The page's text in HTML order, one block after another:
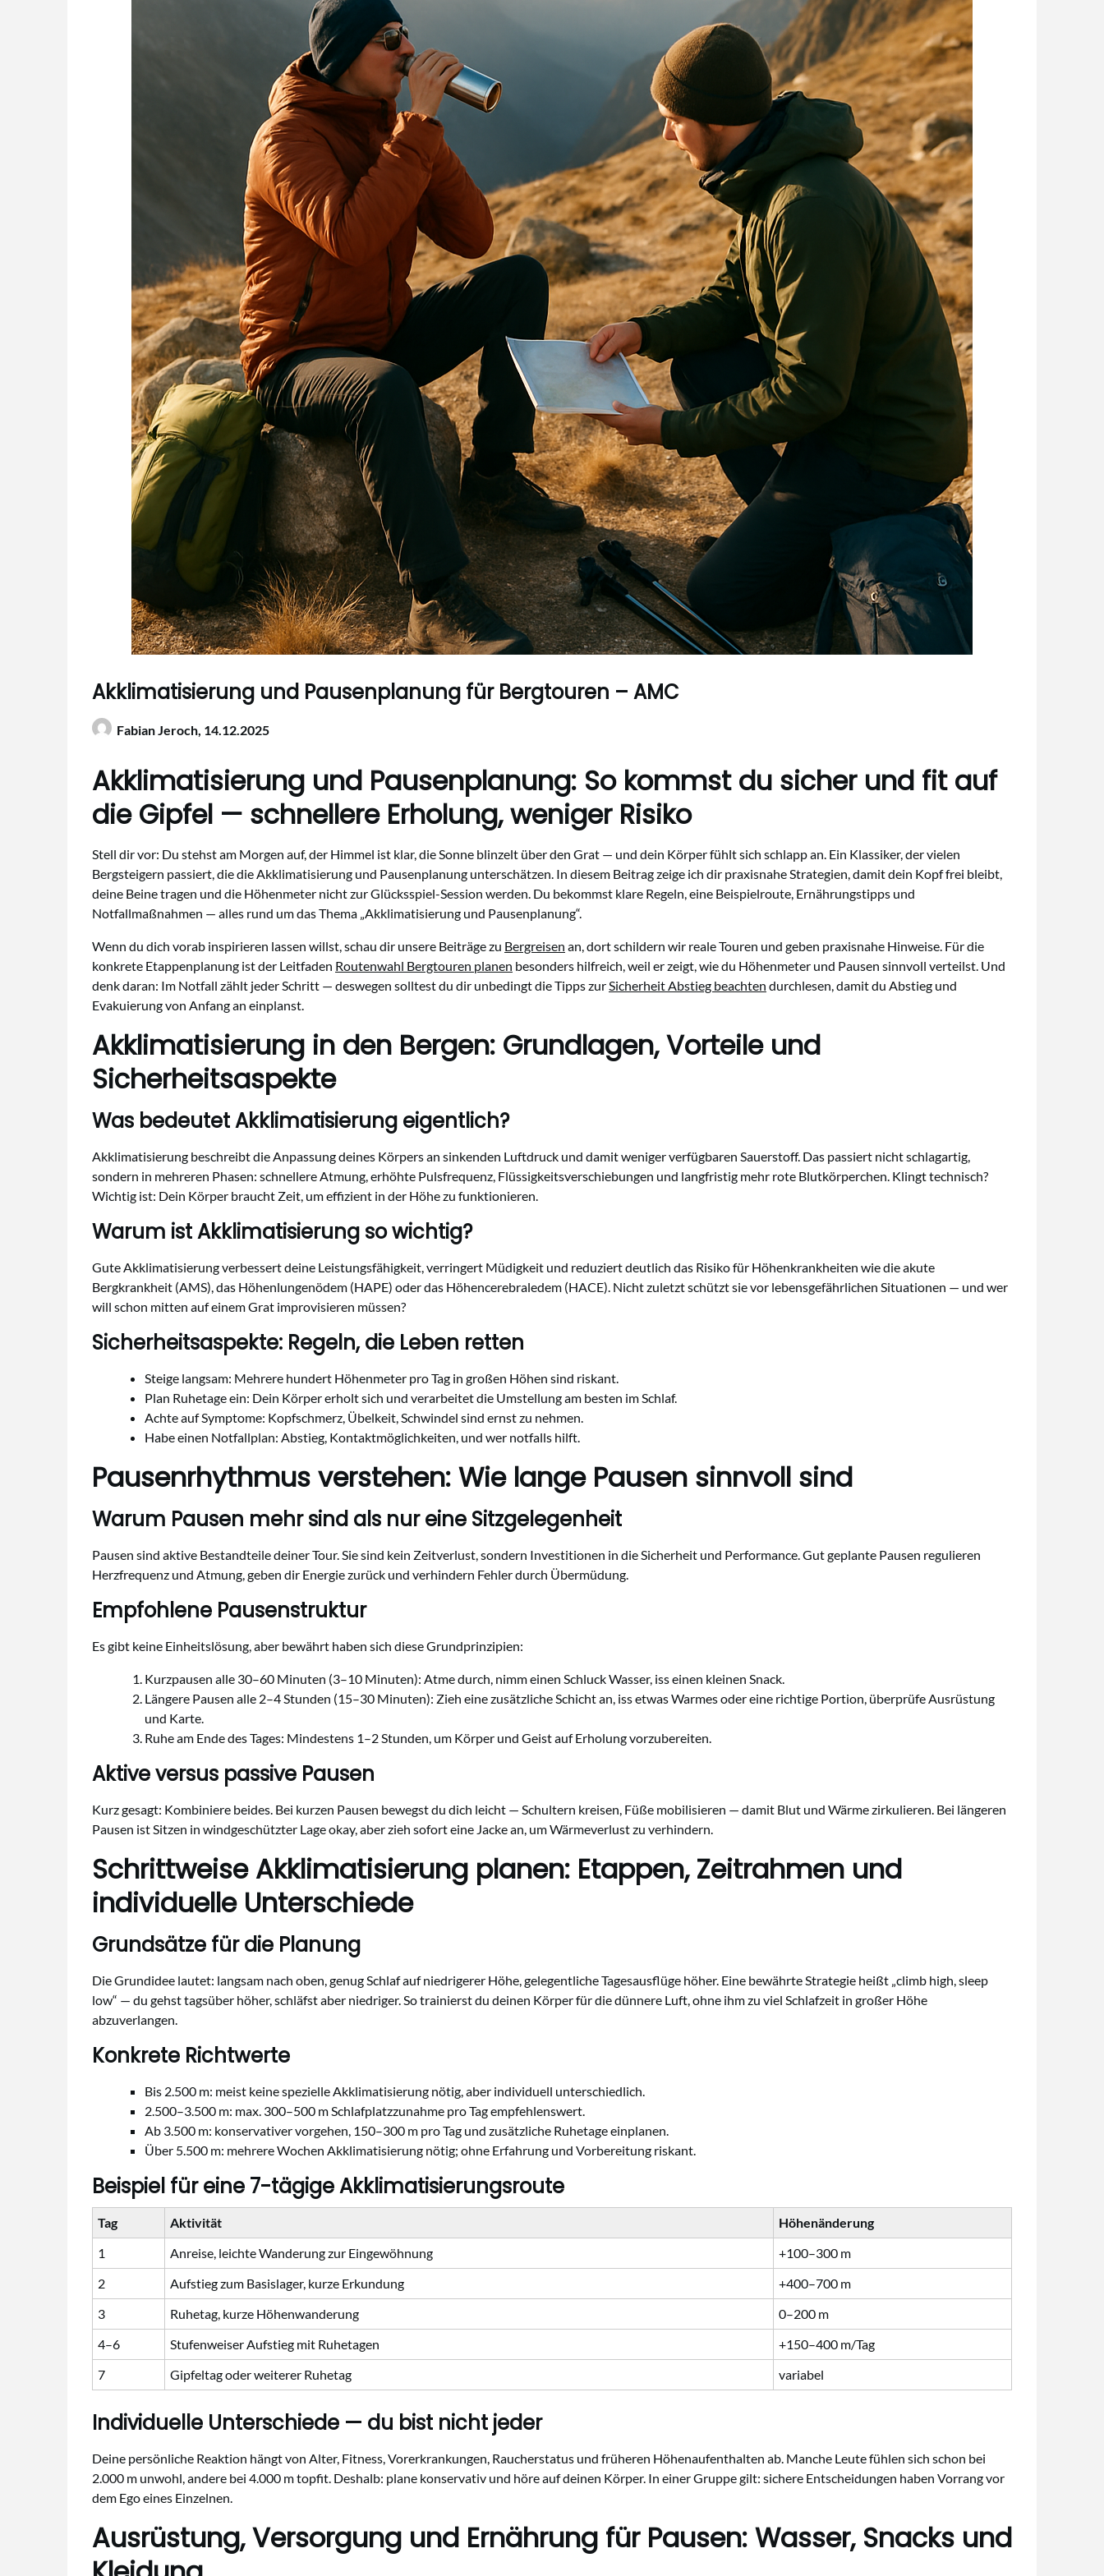
Akklimatisierung und Pausenplanung für Bergtouren – AMC
Fabian Jeroch, 14.12.2025
Akklimatisierung und Pausenplanung: So kommst du sicher und fit auf
die Gipfel — schnellere Erholung, weniger Risiko
Stell dir vor: Du stehst am Morgen auf, der Himmel ist klar, die Sonne blinzelt über den Grat — und dein Körper fühlt sich schlapp an. Ein Klassiker, der vielen
Bergsteigern passiert, die die Akklimatisierung und Pausenplanung unterschätzen. In diesem Beitrag zeige ich dir praxisnahe Strategien, damit dein Kopf frei bleibt,
deine Beine tragen und die Höhenmeter nicht zur Glücksspiel-Session werden. Du bekommst klare Regeln, eine Beispielroute, Ernährungstipps und
Notfallmaßnahmen — alles rund um das Thema „Akklimatisierung und Pausenplanung“.
Wenn du dich vorab inspirieren lassen willst, schau dir unsere Beiträge zu Bergreisen an, dort schildern wir reale Touren und geben praxisnahe Hinweise. Für die
konkrete Etappenplanung ist der Leitfaden Routenwahl Bergtouren planen besonders hilfreich, weil er zeigt, wie du Höhenmeter und Pausen sinnvoll verteilst. Und
denk daran: Im Notfall zählt jeder Schritt — deswegen solltest du dir unbedingt die Tipps zurSicherheit Abstieg beachten durchlesen, damit du Abstieg und
Evakuierung von Anfang an einplanst.
Akklimatisierung in den Bergen: Grundlagen, Vorteile und
Sicherheitsaspekte
Was bedeutet Akklimatisierung eigentlich?
Akklimatisierung beschreibt die Anpassung deines Körpers an sinkenden Luftdruck und damit weniger verfügbaren Sauerstoff. Das passiert nicht schlagartig,
sondern in mehreren Phasen: schnellere Atmung, erhöhte Pulsfrequenz, Flüssigkeitsverschiebungen und langfristig mehr rote Blutkörperchen. Klingt technisch?
Wichtig ist: Dein Körper braucht Zeit, um effizient in der Höhe zu funktionieren.
Warum ist Akklimatisierung so wichtig?
Gute Akklimatisierung verbessert deine Leistungsfähigkeit, verringert Müdigkeit und reduziert deutlich das Risiko für Höhenkrankheiten wie die akute
Bergkrankheit (AMS), das Höhenlungenödem (HAPE) oder das Höhencerebraledem (HACE). Nicht zuletzt schützt sie vor lebensgefährlichen Situationen — und wer
will schon mitten auf einem Grat improvisieren müssen?
Sicherheitsaspekte: Regeln, die Leben retten
Steige langsam: Mehrere hundert Höhenmeter pro Tag in großen Höhen sind riskant.
Plan Ruhetage ein: Dein Körper erholt sich und verarbeitet die Umstellung am besten im Schlaf.
Achte auf Symptome: Kopfschmerz, Übelkeit, Schwindel sind ernst zu nehmen.
Habe einen Notfallplan: Abstieg, Kontaktmöglichkeiten, und wer notfalls hilft.
Pausenrhythmus verstehen: Wie lange Pausen sinnvoll sind
Warum Pausen mehr sind als nur eine Sitzgelegenheit
Pausen sind aktive Bestandteile deiner Tour. Sie sind kein Zeitverlust, sondern Investitionen in die Sicherheit und Performance. Gut geplante Pausen regulieren
Herzfrequenz und Atmung, geben dir Energie zurück und verhindern Fehler durch Übermüdung.
Empfohlene Pausenstruktur
Es gibt keine Einheitslösung, aber bewährt haben sich diese Grundprinzipien:
Kurzpausen alle 30–60 Minuten (3–10 Minuten): Atme durch, nimm einen Schluck Wasser, iss einen kleinen Snack.
Längere Pausen alle 2–4 Stunden (15–30 Minuten): Zieh eine zusätzliche Schicht an, iss etwas Warmes oder eine richtige Portion, überprüfe Ausrüstung
und Karte.
Ruhe am Ende des Tages: Mindestens 1–2 Stunden, um Körper und Geist auf Erholung vorzubereiten.
Aktive versus passive Pausen
Kurz gesagt: Kombiniere beides. Bei kurzen Pausen bewegst du dich leicht — Schultern kreisen, Füße mobilisieren — damit Blut und Wärme zirkulieren. Bei längeren
Pausen ist Sitzen in windgeschützter Lage okay, aber zieh sofort eine Jacke an, um Wärmeverlust zu verhindern.
Schrittweise Akklimatisierung planen: Etappen, Zeitrahmen und
individuelle Unterschiede
Grundsätze für die Planung
Die Grundidee lautet: langsam nach oben, genug Schlaf auf niedrigerer Höhe, gelegentliche Tagesausflüge höher. Eine bewährte Strategie heißt „climb high, sleep
low“ — du gehst tagsüber höher, schläfst aber niedriger. So trainierst du deinen Körper für die dünnere Luft, ohne ihm zu viel Schlafzeit in großer Höhe
abzuverlangen.
Konkrete Richtwerte
Bis 2.500 m: meist keine spezielle Akklimatisierung nötig, aber individuell unterschiedlich.
2.500–3.500 m: max. 300–500 m Schlafplatzzunahme pro Tag empfehlenswert.
Ab 3.500 m: konservativer vorgehen, 150–300 m pro Tag und zusätzliche Ruhetage einplanen.
Über 5.500 m: mehrere Wochen Akklimatisierung nötig; ohne Erfahrung und Vorbereitung riskant.
Beispiel für eine 7-tägige Akklimatisierungsroute
Tag Aktivität
Höhenänderung
1
Anreise, leichte Wanderung zur Eingewöhnung
+100–300 m
2
Aufstieg zum Basislager, kurze Erkundung
+400–700 m
3
Ruhetag, kurze Höhenwanderung
0–200 m
4–6
Stufenweiser Aufstieg mit Ruhetagen
+150–400 m/Tag
7
Gipfeltag oder weiterer Ruhetag variabel
Individuelle Unterschiede — du bist nicht jeder
Deine persönliche Reaktion hängt von Alter, Fitness, Vorerkrankungen, Raucherstatus und früheren Höhenaufenthalten ab. Manche Leute fühlen sich schon bei
2.000 m unwohl, andere bei 4.000 m topfit. Deshalb: plane konservativ und höre auf deinen Körper. In einer Gruppe gilt: sichere Entscheidungen haben Vorrang vor
dem Ego eines Einzelnen.
Ausrüstung, Versorgung und Ernährung für Pausen: Wasser, Snacks und